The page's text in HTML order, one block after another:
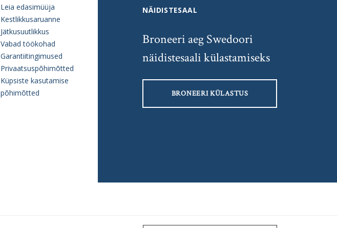
Leia edasimüüja
Kestlikkusaruanne
Jätkusuutlikkus
Vabad töökohad
Garantiitingimused
Privaatsuspõhimõtted
Küpsiste kasutamise
põhimõtted
NÄIDISTESAAL
Broneeri aeg Swedoori
näidistesaali külastamiseks
BRONEERI KÜLASTUS